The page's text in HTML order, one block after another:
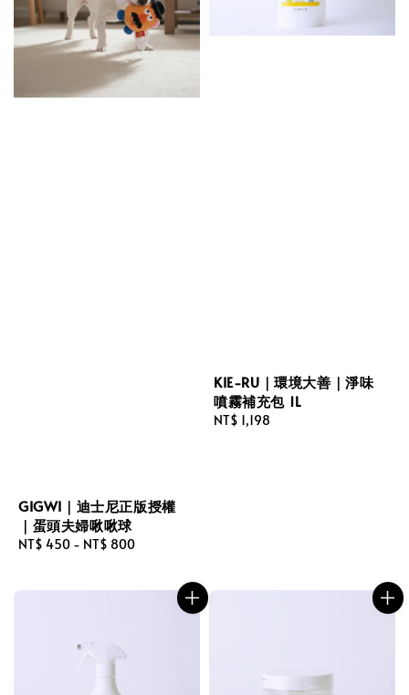
GIGWI｜迪士尼正版授權
｜蛋頭夫婦啾啾球
Regular
NT$ 450 - NT$ 800
KIE-RU｜環境大善｜淨味
噴霧補充包 1L
Regular
NT$ 1,198